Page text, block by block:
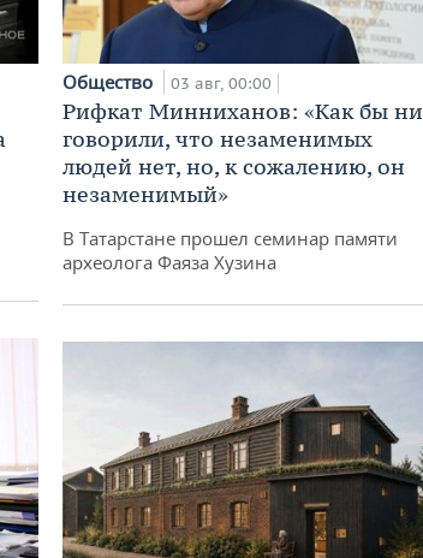
Общество 03 авг, 00:00
Рифкат Минниханов: «Как бы ни
говорили, что незаменимых
людей нет, но, к сожалению, он
незаменимый»
В Татарстане прошел семинар памяти
археолога Фаяза Хузина